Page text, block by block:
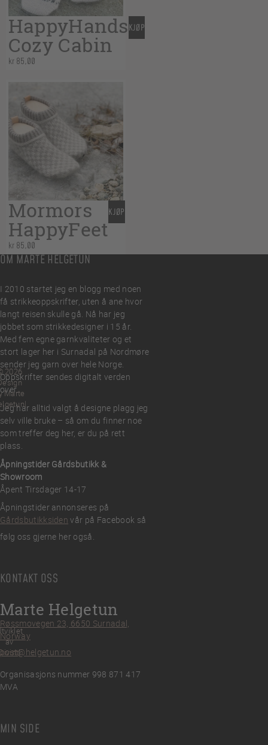
HappyHands
Cozy Cabin
kr85,00
KJØP
Mormors
HappyFeet
kr85,00
KJØP
OM MARTE HELGETUN
I 2010 startet jeg en blogg med noen
få strikkeoppskrifter, uten å ane hvor
langt reisen skulle gå. Nå har jeg
jobbet som strikkedesigner i 15 år.
Med fem egne garnkvaliteter og et
stort lager her i Surnadal på Nordmøre
sender jeg garn over hele Norge.
Oppskrifter sendes digitalt verden
over.
Jeg har alltid valgt å designe plagg jeg
selv ville bruke – så om du finner noe
som treffer deg her, er du på rett
plass.
Åpningstider Gårdsbutikk &
Showroom
Åpent Tirsdager 14-17
Åpningstider annonseres på
Gårdsbutikksiden vår på Facebook så
følg oss gjerne her også.
KONTAKT OSS
Marte Helgetun
Røssmovegen 23, 6650 Surnadal,
Norway
post@helgetun.no
Organisasjons nummer 998 871 417
MVA
MIN SIDE
2026
Marte
av